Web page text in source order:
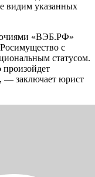
видим указанных
«ВЭБ.РФ»
с
статусом.
— заключает юрист